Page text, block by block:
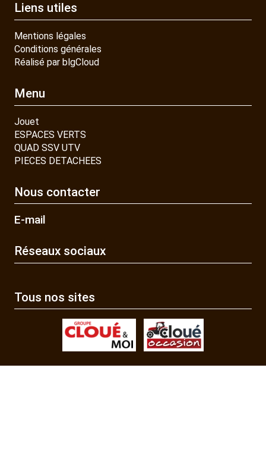
Liens utiles
Mentions légales
Conditions générales
Réalisé par blgCloud
Menu
Jouet
ESPACES VERTS
QUAD SSV UTV
PIECES DETACHEES
Nous contacter
E-mail
Réseaux sociaux
Tous nos sites